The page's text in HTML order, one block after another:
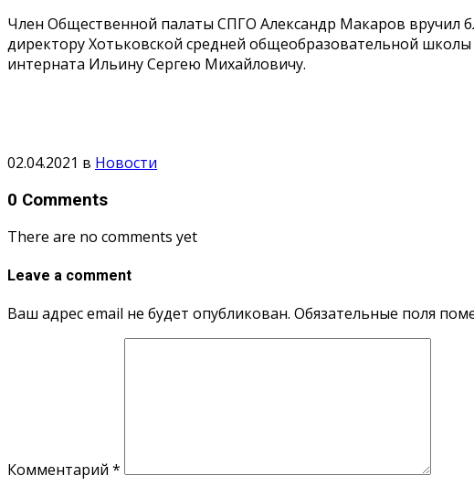
Член Общественной палаты СПГО Александр Макаров вручил
директору Хотьковской средней общеобразовательной
интерната Ильину Сергею Михайловичу.
02.04.2021 в Новости
0 Comments
There are no comments yet
Leave a comment
Ваш адрес email не будет опубликован. Обязательные поля
Комментарий *